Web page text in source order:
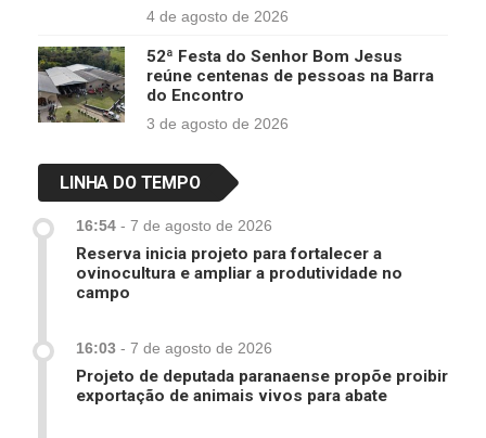
4 de agosto de 2026
52ª Festa do Senhor Bom Jesus
reúne centenas de pessoas na Barra
do Encontro
3 de agosto de 2026
LINHA DO TEMPO
16:54 - 7 de agosto de 2026
Reserva inicia projeto para fortalecer a
ovinocultura e ampliar a produtividade no
campo
16:03 - 7 de agosto de 2026
Projeto de deputada paranaense propõe proibir
exportação de animais vivos para abate